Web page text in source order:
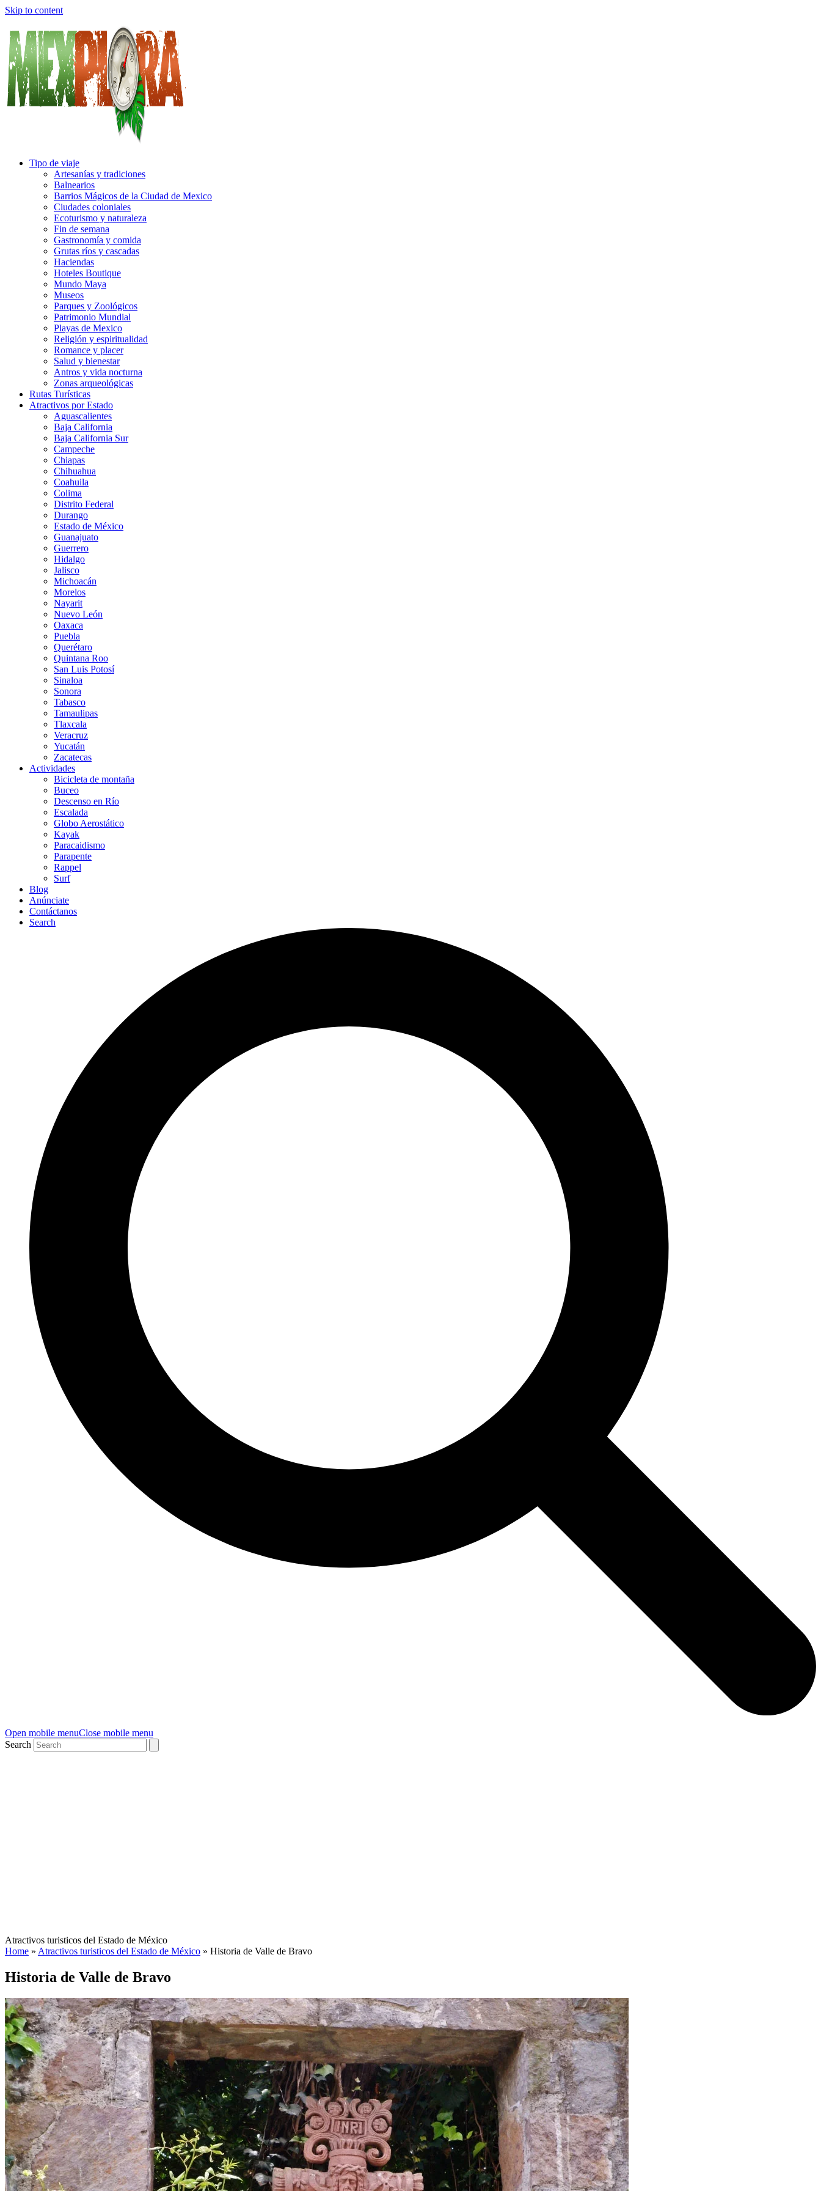
Skip to content
Tipo de viaje
Artesanías y tradiciones
Balnearios
Barrios Mágicos de la Ciudad de Mexico
Ciudades coloniales
Ecoturismo y naturaleza
Fin de semana
Gastronomía y comida
Grutas ríos y cascadas
Haciendas
Hoteles Boutique
Mundo Maya
Museos
Parques y Zoológicos
Patrimonio Mundial
Playas de Mexico
Religión y espiritualidad
Romance y placer
Salud y bienestar
Antros y vida nocturna
Zonas arqueológicas
Rutas Turísticas
Atractivos por Estado
Aguascalientes
Baja California
Baja California Sur
Campeche
Chiapas
Chihuahua
Coahuila
Colima
Distrito Federal
Durango
Estado de México
Guanajuato
Guerrero
Hidalgo
Jalisco
Michoacán
Morelos
Nayarit
Nuevo León
Oaxaca
Puebla
Querétaro
Quintana Roo
San Luis Potosí
Sinaloa
Sonora
Tabasco
Tamaulipas
Tlaxcala
Veracruz
Yucatán
Zacatecas
Actividades
Bicicleta de montaña
Buceo
Descenso en Río
Escalada
Globo Aerostático
Kayak
Paracaidismo
Parapente
Rappel
Surf
Blog
Anúnciate
Contáctanos
Search
Open mobile menuClose mobile menu
Search
Atractivos turisticos del Estado de México
Home » Atractivos turisticos del Estado de México » Historia de Valle de Bravo
Historia de Valle de Bravo